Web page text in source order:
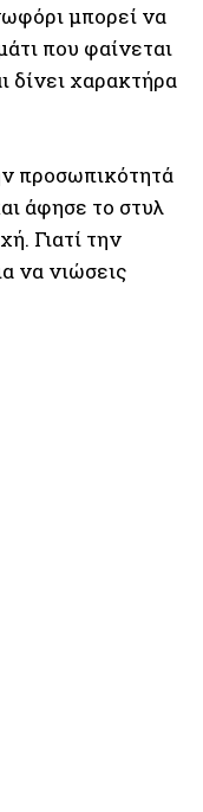
μπορεί να
που φαίνεται
δίνει χαρακτήρα
προσωπικότητά
άφησε το στυλ
Γιατί την
να νιώσεις